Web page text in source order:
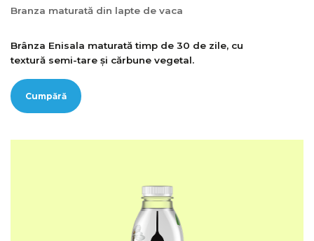
Branza maturată din lapte de vaca
Brânza Enisala maturată timp de 30 de zile, cu
textură semi-tare și cărbune vegetal.
Cumpără